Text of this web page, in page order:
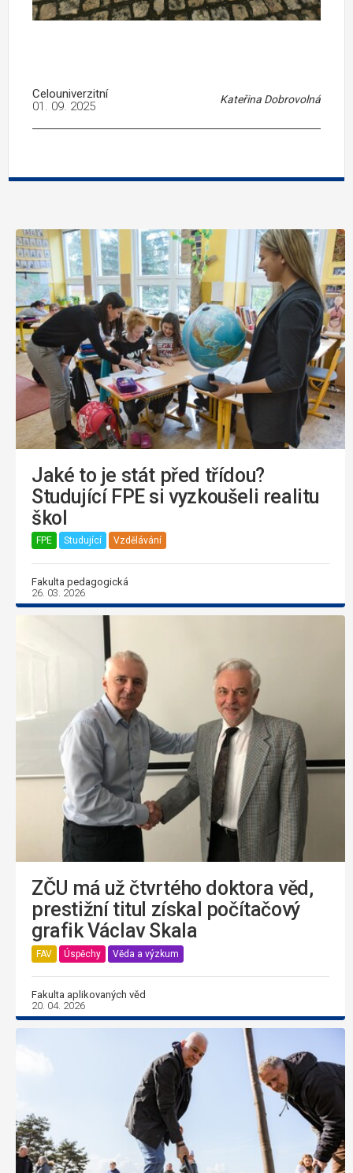
Celouniverzitní Kateřina Dobrovolná
01. 09. 2025
Jaké to je stát před třídou?
Studující FPE si vyzkoušeli realitu
škol
FPE Studující Vzdělávání
Fakulta pedagogická
26. 03. 2026
ZČU má už čtvrtého doktora věd,
prestižní titul získal počítačový
grafik Václav Skala
FAV Úspěchy Věda a výzkum
Fakulta aplikovaných věd
20. 04. 2026